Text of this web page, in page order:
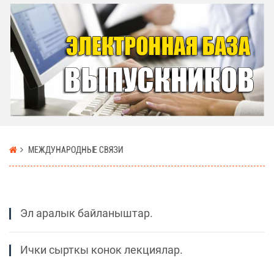
МЕЖДУНАРОДНЫЕ СВЯЗИ
Эл аралык байланыштар.
Ички сырткы конок лекциялар.